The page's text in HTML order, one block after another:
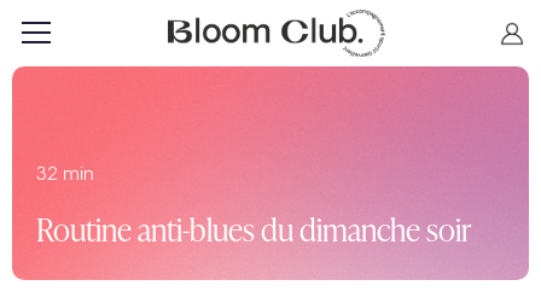
32 min
Routine anti-blues du dimanche soir